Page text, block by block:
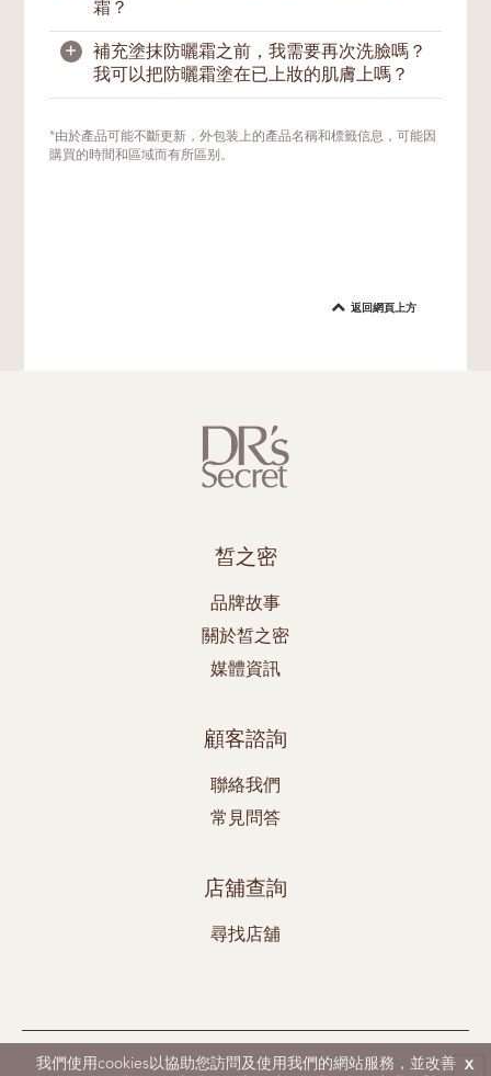
曬指數。
少每兩小時補塗一次防曬產品。游泳和大量出
汗後，也應馬上補塗。
塗上防曬霜，因為UVA是可穿透玻璃，照射入
室內的。
霜？
由於肌膚會分泌汗液和皮脂，我們在一天中也
會與人或物品接觸，這會導致防曬保護層不可
要時，補塗防曬霜。如果您在戶外活動，應至
少每兩小時補塗一次防曬霜。游泳或大量出汗
+
補充塗抹防曬霜之前，我需要再次洗臉嗎？
我可以把防曬霜塗在已上妝的肌膚上嗎？
如果您在戶外並沒有上妝，那麼您可以使用紙
巾輕拭按幹去除肌膚表面的汗水或多餘油脂，
防曬霜塗抹得更均勻。您可選擇後續再繼續補
*由於產品可能不斷更新，外包装上的產品名稱和標籤信息，可能因
購買的時間和區域而有所區别。
返回網頁上方
皙之密
品牌故事
關於皙之密
媒體資訊
顧客諮詢
聯絡我們
常見問答
店舖查詢
尋找店舖
DR's Secret、Aestier和BWL均為Best World 之註冊商標。
我們使用cookies以協助您訪問及使用我們的網站服務，並改善 x